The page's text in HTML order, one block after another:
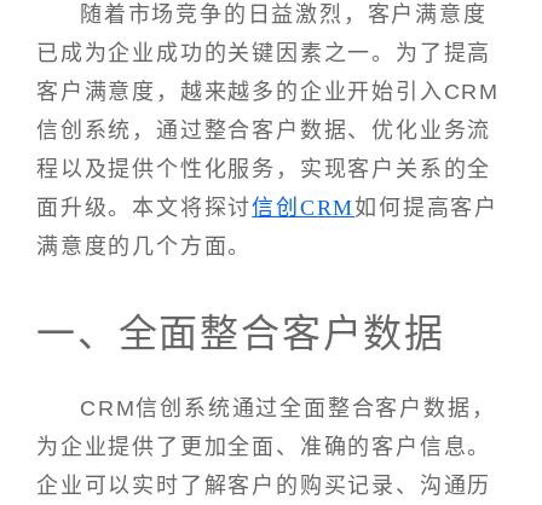
随着市场竞争的日益激烈，客户满意度
已成为企业成功的关键因素之一。为了提高
客户满意度，越来越多的企业开始引入CRM
信创系统，通过整合客户数据、优化业务流
程以及提供个性化服务，实现客户关系的全
面升级。本文将探讨信创CRM如何提高客户
满意度的几个方面。
一、全面整合客户数据
CRM信创系统通过全面整合客户数据，
为企业提供了更加全面、准确的客户信息。
企业可以实时了解客户的购买记录、沟通历